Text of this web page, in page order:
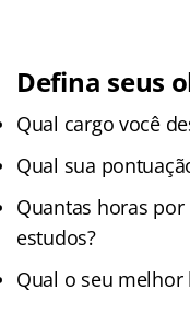
Defina seus
Qual cargo você
Qual sua
Quantas horas
estudos?
Qual o seu